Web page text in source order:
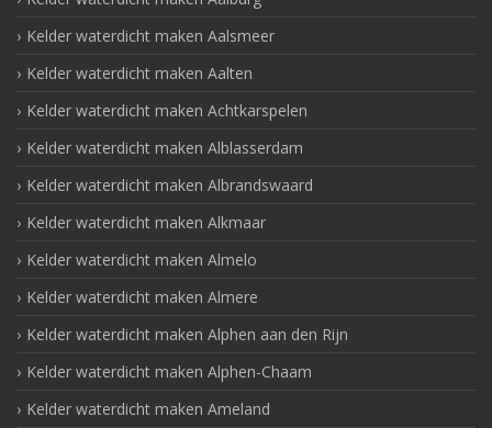
Kelder waterdicht maken Aalsmeer
Kelder waterdicht maken Aalten
Kelder waterdicht maken Achtkarspelen
Kelder waterdicht maken Alblasserdam
Kelder waterdicht maken Albrandswaard
Kelder waterdicht maken Alkmaar
Kelder waterdicht maken Almelo
Kelder waterdicht maken Almere
Kelder waterdicht maken Alphen aan den Rijn
Kelder waterdicht maken Alphen-Chaam
Kelder waterdicht maken Ameland